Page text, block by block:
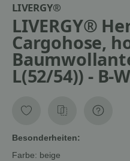
LIVERGY®
LIVERGY®
Cargohose,
L(52/54)) - B-
Besonderheiten:
Farbe: beige